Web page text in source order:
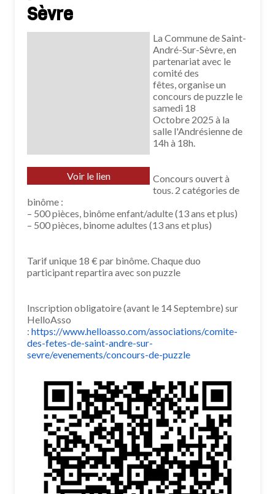
Sèvre
Voir le lien
La Commune de Saint-
André-Sur-Sèvre, en
partenariat avec le
comité des
fêtes, organise un
concours de puzzle le
samedi 18
Octobre 2025 à la
salle l'Andrésienne de
14h à 18h.
Concours ouvert à
tous. 2 catégories de
binôme :
– 500 pièces, binôme enfant/adulte (13 ans et plus)
– 500 pièces, binome adultes (13 ans et plus)
Tarif unique 18 € par binôme. Chaque duo
participant repartira avec son puzzle
Inscription obligatoire (avant le 14 Septembre) sur
HelloAsso
:https://www.helloasso.com/associations/comite-
des-fetes-de-saint-andre-sur-
sevre/evenements/concours-de-puzzle